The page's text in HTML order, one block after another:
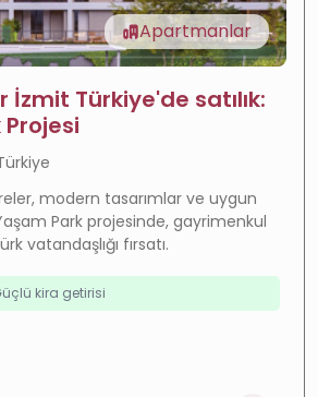
Apartmanlar
İzmit Türkiye'de satılık:
modern tasarımlar ve uygun
Park projesinde, gayrimenkul
vatandaşlığı fırsatı.
gelişen bölge
kira getirisi